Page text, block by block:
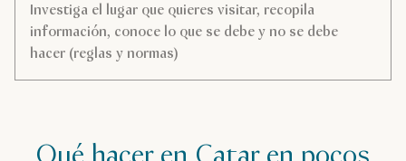
Investiga el lugar que quieres visitar, recopila
información, conoce lo que se debe y no se debe
hacer (reglas y normas)